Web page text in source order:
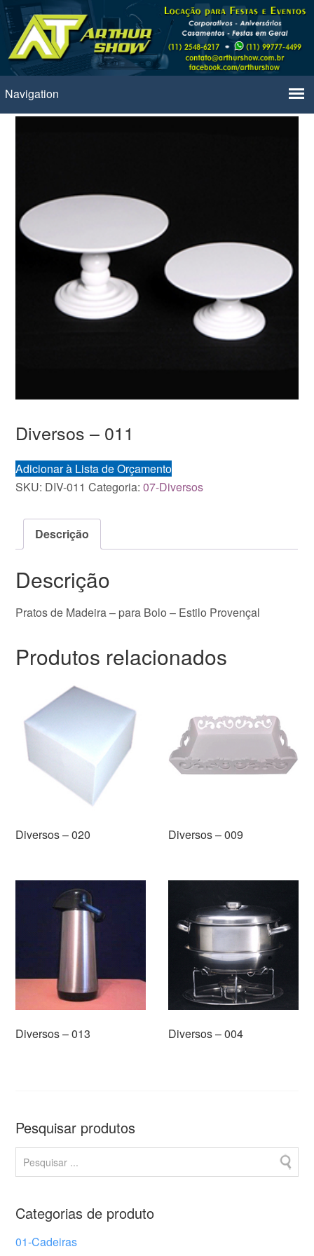
Diversos – 011
Adicionar à Lista de Orçamento
SKU: DIV-011 Categoria:07-Diversos
Descrição
Descrição
Pratos de Madeira – para Bolo – Estilo Provençal
Produtos relacionados
Diversos – 020 Diversos – 009
Diversos – 013 Diversos – 004
Pesquisar produtos
Categorias de produto
01-Cadeiras